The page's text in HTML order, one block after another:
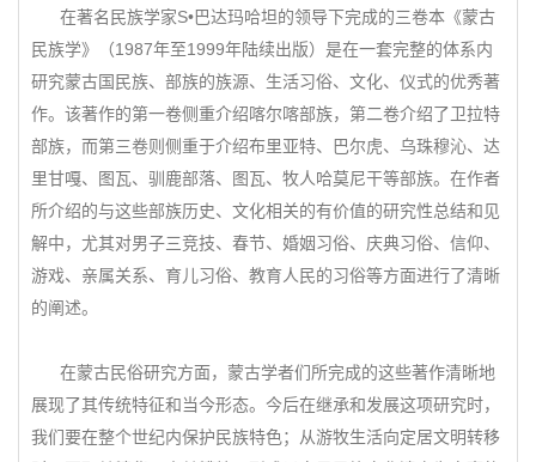
在著名民族学家S•巴达玛哈坦的领导下完成的三卷本《蒙古
民族学》（1987年至1999年陆续出版）是在一套完整的体系内
研究蒙古国民族、部族的族源、生活习俗、文化、仪式的优秀著
作。该著作的第一卷侧重介绍喀尔喀部族，第二卷介绍了卫拉特
部族，而第三卷则侧重于介绍布里亚特、巴尔虎、乌珠穆沁、达
里甘嘎、图瓦、驯鹿部落、图瓦、牧人哈莫尼干等部族。在作者
所介绍的与这些部族历史、文化相关的有价值的研究性总结和见
解中，尤其对男子三竞技、春节、婚姻习俗、庆典习俗、信仰、
游戏、亲属关系、育儿习俗、教育人民的习俗等方面进行了清晰
的阐述。
在蒙古民俗研究方面，蒙古学者们所完成的这些著作清晰地
展现了其传统特征和当今形态。今后在继承和发展这项研究时，
我们要在整个世纪内保护民族特色；从游牧生活向定居文明转移